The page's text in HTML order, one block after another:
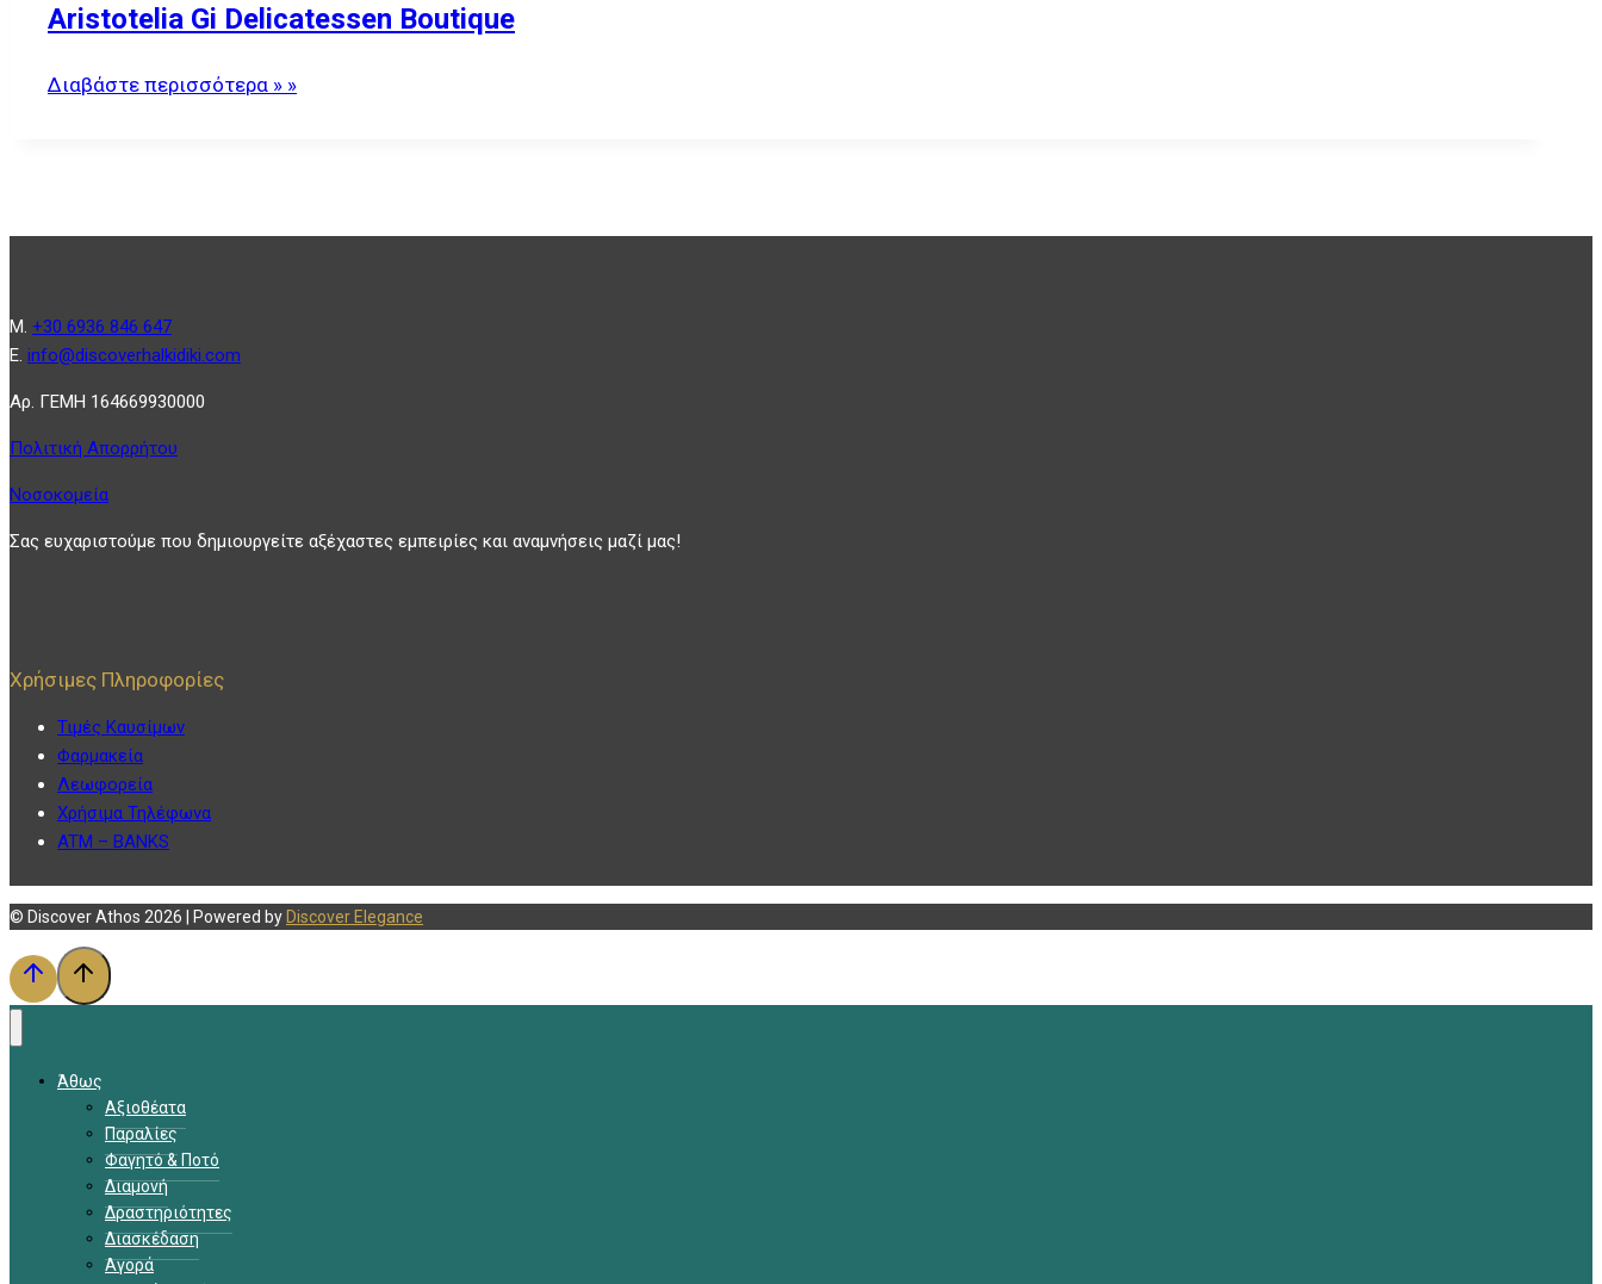
Aristotelia Gi Delicatessen Boutique
Διαβάστε περισσότερα » »
Μ. +30 6936 846 647
Ε. info@discoverhalkidiki.com
Αρ. ΓΕΜΗ 164669930000
Πολιτική Απορρήτου
Νοσοκομεία
Σας ευχαριστούμε που δημιουργείτε αξέχαστες εμπειρίες και αναμνήσεις μαζί μας!
Χρήσιμες Πληροφορίες
Τιμές Καυσίμων
Φαρμακεία
Λεωφορεία
Χρήσιμα Τηλέφωνα
ATM – BANKS
© Discover Athos 2026 | Powered by Discover Elegance
Άθως
Αξιοθέατα
Παραλίες
Φαγητό & Ποτό
Διαμονή
Δραστηριότητες
Διασκέδαση
Αγορά